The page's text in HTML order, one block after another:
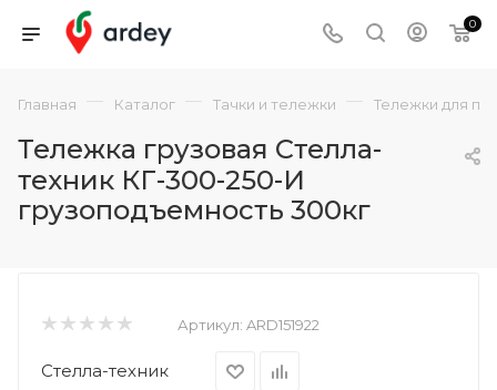
0
Главная — Каталог — Тачки и тележки — Тележки для
Тележка грузовая Стелла-
техник КГ-300-250-И
грузоподъемность 300кг
Артикул: ARD151922
Стелла-техник